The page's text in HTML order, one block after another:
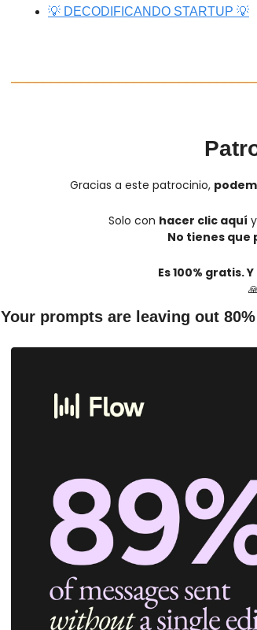
💡 DECODIFICANDO STARTUP 💡
Gracias a este patrocinio,
Solo con hacer clic aquí
No tienes que
Es 100% gratis.
Your prompts are leaving out